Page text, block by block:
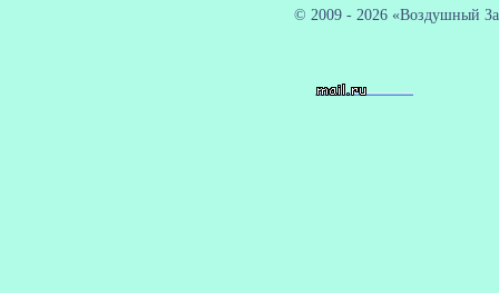
© 2009 - 2026 «Воздушный